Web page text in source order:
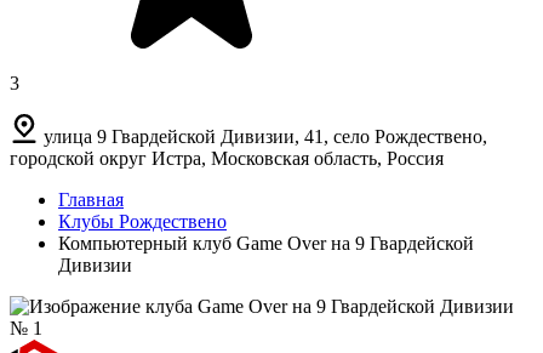
3
улица 9 Гвардейской Дивизии, 41, село Рождествено,
городской округ Истра, Московская область, Россия
Главная
Клубы Рождествено
Компьютерный клуб Game Over на 9 Гвардейской
Дивизии